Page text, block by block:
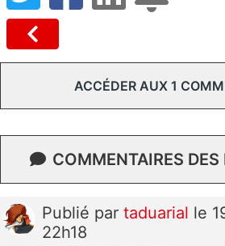
ACCÉDER AUX 1
COMMENTAIRES DES
Publié par taduarial le
22h18